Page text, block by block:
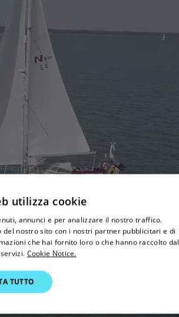
utilizza cookie
annunci e per analizzare il nostro traffico.
nostro sito con i nostri partner pubblicitari e di
che hai fornito loro o che hanno raccolto dal
Cookie Notice.
TUTTO